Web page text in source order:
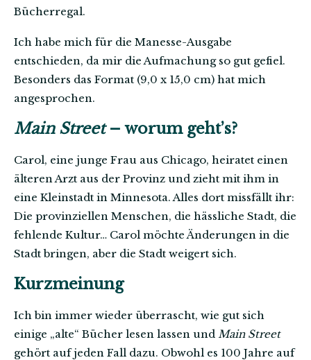
Bücherregal.
Ich habe mich für die Manesse-Ausgabe
entschieden, da mir die Aufmachung so gut gefiel.
Besonders das Format (9,0 x 15,0 cm) hat mich
angesprochen.
Main Street– worum geht’s?
Carol, eine junge Frau aus Chicago, heiratet einen
älteren Arzt aus der Provinz und zieht mit ihm in
eine Kleinstadt in Minnesota. Alles dort missfällt ihr:
Die provinziellen Menschen, die hässliche Stadt, die
fehlende Kultur… Carol möchte Änderungen in die
Stadt bringen, aber die Stadt weigert sich.
Kurzmeinung
Ich bin immer wieder überrascht, wie gut sich
einige „alte“ Bücher lesen lassen und Main Street
gehört auf jeden Fall dazu. Obwohl es 100 Jahre auf